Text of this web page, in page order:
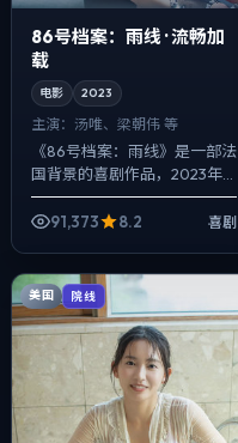
86号档案：雨线 · 流畅加
载
电影 2023
主演： 汤唯、梁朝伟 等
《86号档案：雨线》是一部法
国背景的喜剧作品，2023年
公映，由王家卫执导，汤唯、
梁朝伟、咏梅等主演。以冷峻
91,373 8.2 喜剧
美国 院线